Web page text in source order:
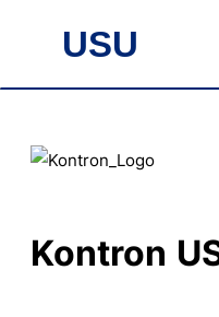
USU
USU
Kontron